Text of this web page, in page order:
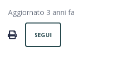
Aggiornato 3 anni fa
PRINT
SEGUI